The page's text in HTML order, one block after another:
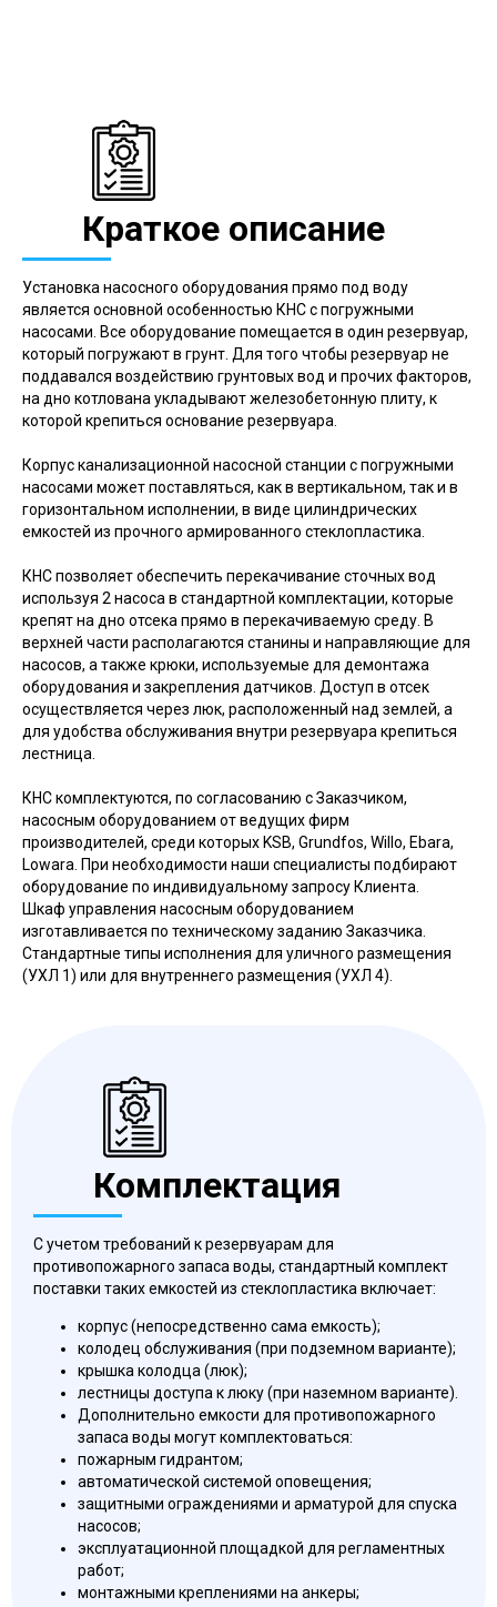
Краткое описание
Установка насосного оборудования прямо под воду
является основной особенностью КНС с погружными
насосами. Все оборудование помещается в один резервуар,
который погружают в грунт. Для того чтобы резервуар не
поддавался воздействию грунтовых вод и прочих факторов,
на дно котлована укладывают железобетонную плиту, к
которой крепиться основание резервуара.
Корпус канализационной насосной станции с погружными
насосами может поставляться, как в вертикальном, так и в
горизонтальном исполнении, в виде цилиндрических
емкостей из прочного армированного стеклопластика.
КНС позволяет обеспечить перекачивание сточных вод
используя 2 насоса в стандартной комплектации, которые
крепят на дно отсека прямо в перекачиваемую среду. В
верхней части располагаются станины и направляющие для
насосов, а также крюки, используемые для демонтажа
оборудования и закрепления датчиков. Доступ в отсек
осуществляется через люк, расположенный над землей, а
для удобства обслуживания внутри резервуара крепиться
лестница.
КНС комплектуются, по согласованию с Заказчиком,
насосным оборудованием от ведущих фирм
производителей, среди которых KSB, Grundfos, Willo, Ebara,
Lowara. При необходимости наши специалисты подбирают
оборудование по индивидуальному запросу Клиента.
Шкаф управления насосным оборудованием
изготавливается по техническому заданию Заказчика.
Стандартные типы исполнения для уличного размещения
(УХЛ 1) или для внутреннего размещения (УХЛ 4).
Комплектация
С учетом требований к резервуарам для
противопожарного запаса воды, стандартный комплект
поставки таких емкостей из стеклопластика включает:
корпус (непосредственно сама емкость);
колодец обслуживания (при подземном варианте);
крышка колодца (люк);
лестницы доступа к люку (при наземном варианте).
Дополнительно емкости для противопожарного
запаса воды могут комплектоваться:
пожарным гидрантом;
автоматической системой оповещения;
защитными ограждениями и арматурой для спуска
насосов;
эксплуатационной площадкой для регламентных
работ;
монтажными креплениями на анкеры;